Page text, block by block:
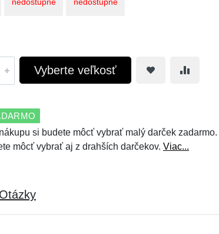
Vyberte veľkosť
si budete môcť vybrať malý darček
môcť vybrať aj z drahších darčekov. Viac...
Otázky